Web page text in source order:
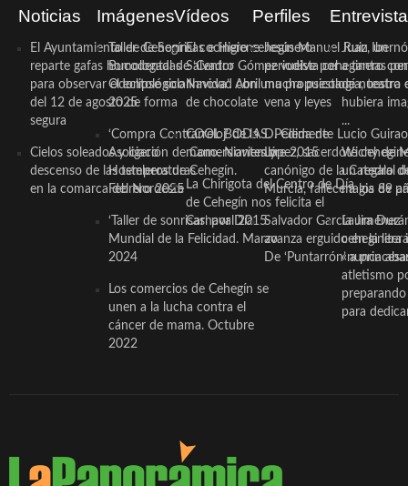
Noticias
El Ayuntamiento de Cehegín
reparte gafas homologadas
para observar el eclipse solar
del 12 de agosto de forma
segura
Cielos soleados y ligero
descenso de las temperaturas
en la comarca del Noroeste
Imágenes
Taller de Sonrisas e Higiene
Bucodental de ‘Centro
Odontológico Innova’. Abril
2025
‘Compra Contrarreloj’ de la
Asociación de Comerciantes y
Hosteleros de Cehegín.
Febrero 2025
‘Taller de sonrisas’ por Día
Mundial de la Felicidad. Marzo
2024
Los comercios de Cehegín se
unen a la lucha contra el
cáncer de mama. Octubre
2022
Vídeos
El cocinero ceheginero
Salvador Gómez vuelve por
Navidad con una propuesta
de chocolate
COOL BODAS. Pedida de
mano. Noviembre 2015
La Chirigota del Centro de Día
de Cehegín nos felicita el
Carnaval 2015
Perfiles
Jesús Manuel Ruiz, un
periodista ceheginero con
mucha psicología, teatro
vena y leyes
D. Clemente Lucio Guirao
López, sacerdote
canónigo de la Catedral
Murcia, fallece a los 89
Salvador García Jiménez
avanza erguido en la
De ‘Puntarrón’ a
Juan
a tantas
de nuestra
hubiera
...
Wichy de
un regalo
magia de
Laura
ceheginera
«nunca
atletismo
para